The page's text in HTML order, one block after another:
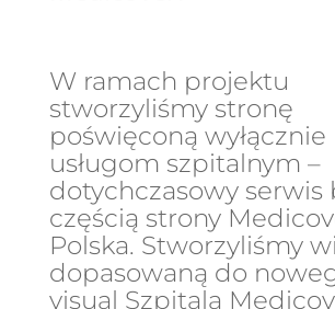
W ramach projektu
stworzyliśmy stronę
poświęconą wyłącznie
usługom szpitalnym –
dotychczasowy serwis
częścią strony
Polska. Stworzyliśmy
dopasowaną do
visual Szpitala